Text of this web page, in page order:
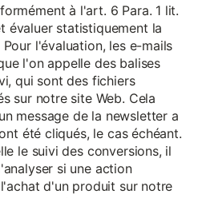
à l'art. 6 Para. 1 lit.
évaluer statistiquement la
l'évaluation, les e-mails
l'on appelle des balises
qui sont des fichiers
sur notre site Web. Cela
message de la newsletter a
été cliqués, le cas échéant.
le suivi des conversions, il
si une action
d'un produit sur notre